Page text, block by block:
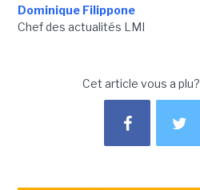
Dominique Filippone
Chef des actualités LMI
Cet article vous a plu?